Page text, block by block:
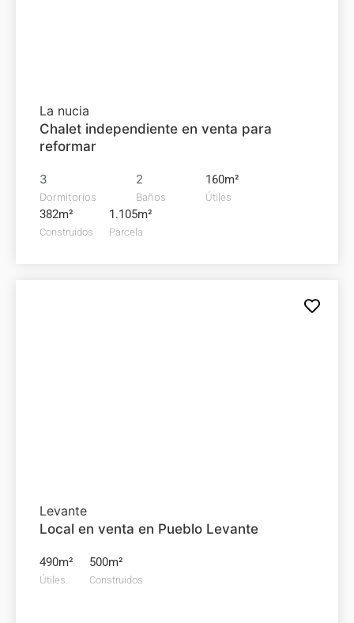
La nucia
Chalet independiente en venta para
reformar
3
Dormitorios
2
Baños
160m²
Útiles
382m²
Construidos
1.105m²
Parcela
Levante
Local en venta en Pueblo Levante
490m²
Útiles
500m²
Construidos